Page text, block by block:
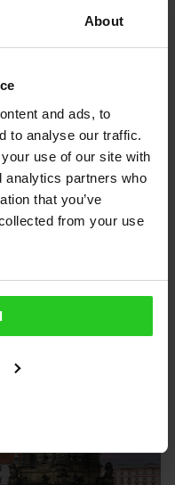
About
and ads, to
to analyse our traffic.
use of our site with
analytics partners who
that you’ve
from your use
kotel?